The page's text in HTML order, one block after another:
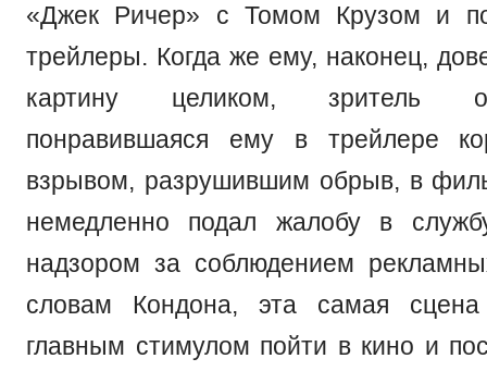
«Джек Ричер» с Томом Крузом и
трейлеры. Когда же ему, наконец,
картину целиком, зритель
понравившаяся ему в трейлере
взрывом, разрушившим обрыв, в
немедленно подал жалобу в
надзором за соблюдением
словам Кондона, эта самая
главным стимулом пойти в кино и